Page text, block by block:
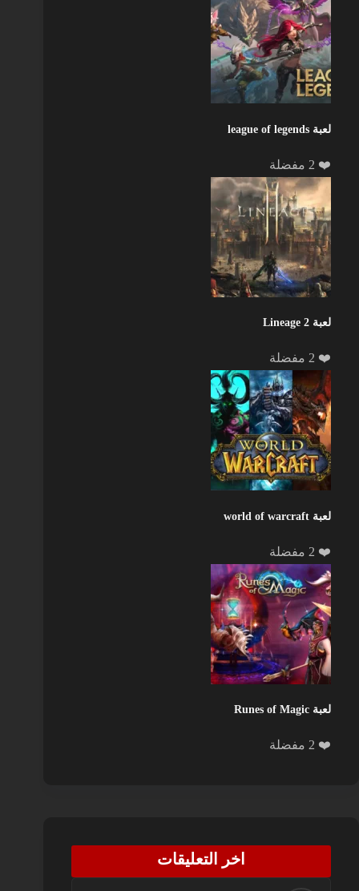
لعبة league of legends
❤️ 2 مفضلة
لعبة Lineage 2
❤️ 2 مفضلة
لعبة world of warcraft
❤️ 2 مفضلة
لعبة Runes of Magic
❤️ 2 مفضلة
اخر التعليقات